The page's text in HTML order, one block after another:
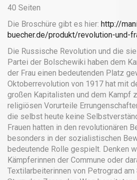
40 Seiten
Die Broschüre gibt es hier: http://
buecher.de/produkt/revolution-und-
Die Russische Revolution und die
Partei der Bolschewiki haben dem
der Frau einen bedeutenden Platz
Oktoberrevolution von 1917 hat mit
großen Kapitalisten und dem Kampf
religiösen Vorurteile
die selbst heute keine
Frauen hatten in den revolutionären
besonders in der sozialistischen
bedeutende Rolle gespielt. Denken
Kämpferinnen der Commune oder
Textilarbeiterinnen von Petrograd